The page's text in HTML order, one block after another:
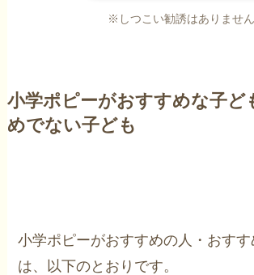
※しつこい勧誘はありません
小学ポピーがおすすめな子ど
めでない子ども
小学ポピーがおすすめの人・おすす
は、以下のとおりです。